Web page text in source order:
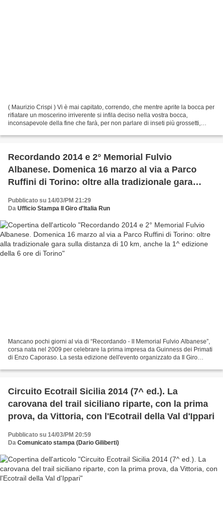
( Maurizio Crispi ) Vi è mai capitato, correndo, che mentre aprite la bocca per
rifiatare un moscerino irriverente si infila deciso nella vostra bocca,
inconsapevole della fine che farà, per non parlare di inseti più grossetti,
Recordando 2014 e 2° Memorial Fulvio
Albanese. Domenica 16 marzo al via a Parco
Ruffini di Torino: oltre alla tradizionale gara
della 6 ore di Torino
Pubblicato su 14/03/PM 21:29
Da Ufficio Stampa Il Giro d'Italia Run
Mancano pochi giorni al via di “Recordando - II Memorial Fulvio Albanese”,
corsa nata nel 2009 per celebrare la prima impresa da Guinness dei Primati
di Enzo Caporaso. La sesta edizione dell'evento organizzato da Il Giro
Circuito Ecotrail Sicilia 2014 (7^ ed.). La
carovana del trail siciliano riparte, con la prima
prova, da Vittoria, con l'Ecotrail della Val d'Ippari
Pubblicato su 14/03/PM 20:59
Da Comunicato stampa (Dario Giliberti)